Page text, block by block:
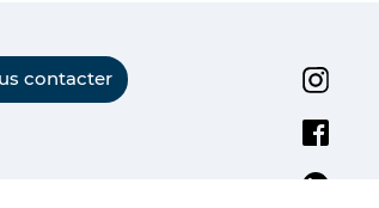
contacter
Linkedin